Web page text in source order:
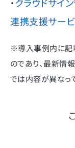
・クラウドサイ
連携支援サー
※導入事例内に記
のであり、最新情
では内容が異なっ